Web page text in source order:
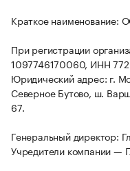
Краткое наименование:
При регистрации
1097746170060, ИНН
Юридический адрес: г.
Северное Бутово, ш.
67.
Генеральный директор:
Учредители компании —